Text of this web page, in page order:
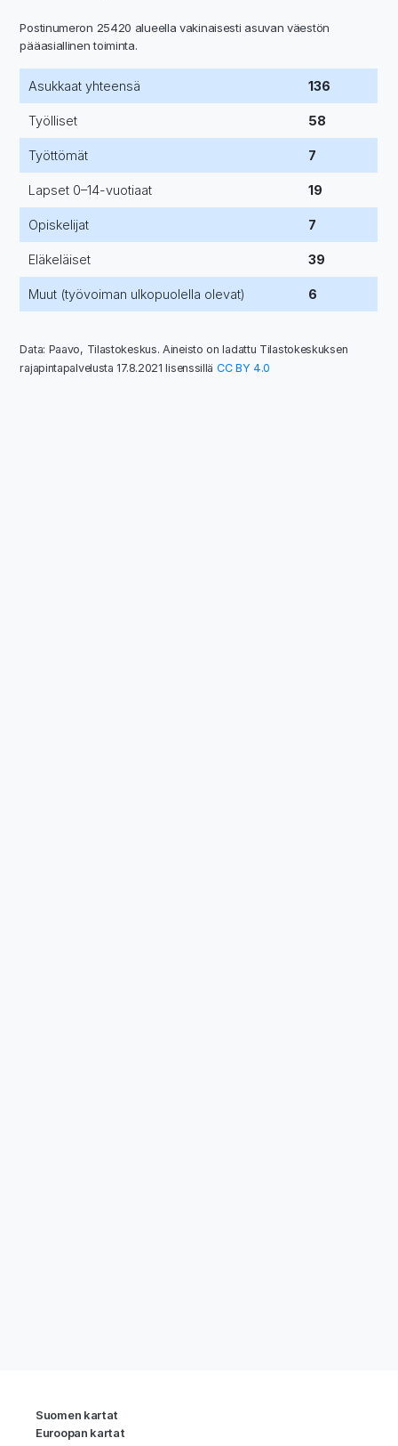
Postinumeron 25420 alueella vakinaisesti asuvan väestön
pääasiallinen toiminta.
Asukkaat yhteensä 136
Työlliset 58
Työttömät 7
Lapset 0–14-vuotiaat 19
Opiskelijat 7
Eläkeläiset 39
Muut (työvoiman ulkopuolella olevat) 6
Data: Paavo, Tilastokeskus. Aineisto on ladattu Tilastokeskuksen
rajapintapalvelusta 17.8.2021 lisenssillä CC BY 4.0
Suomen kartat
Euroopan kartat